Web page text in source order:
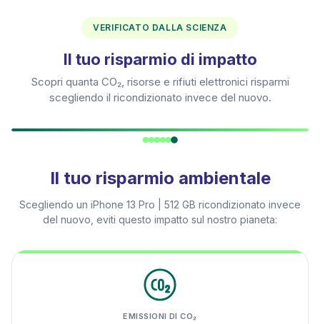
VERIFICATO DALLA SCIENZA
Il tuo risparmio di impatto
Scopri quanta CO₂, risorse e rifiuti elettronici risparmi
scegliendo il ricondizionato invece del nuovo.
Il tuo risparmio ambientale
Scegliendo un iPhone 13 Pro | 512 GB ricondizionato invece
del nuovo, eviti questo impatto sul nostro pianeta:
EMISSIONI DI CO₂